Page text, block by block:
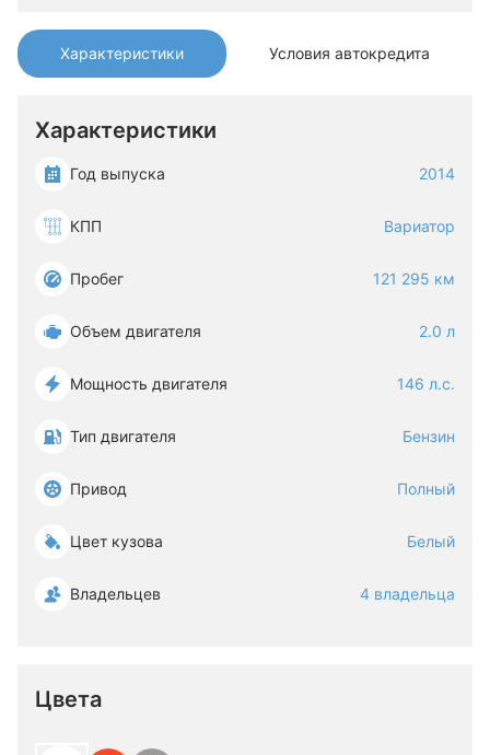
Характеристики Условия автокредита
Характеристики
Год выпуска 2014
КПП Вариатор
Пробег 121 295 км
Объем двигателя 2.0 л
Мощность двигателя 146 л.с.
Тип двигателя Бензин
Привод Полный
Цвет кузова Белый
Владельцев 4 владельца
Цвета